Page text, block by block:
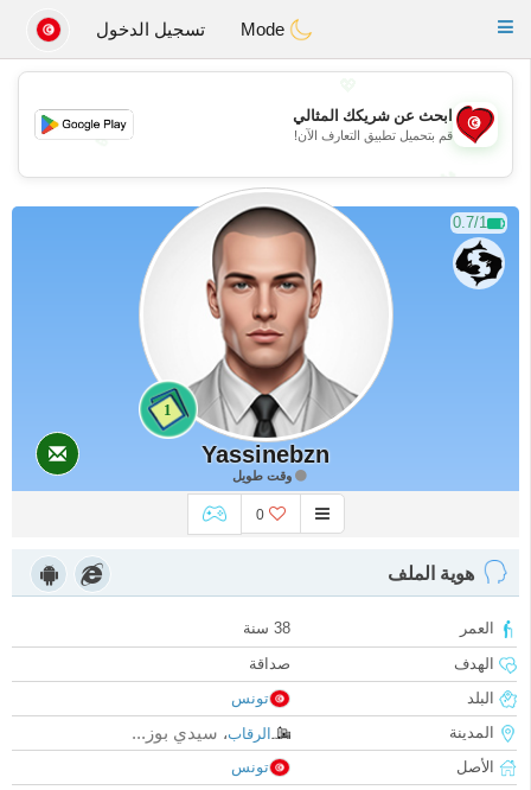
Tunisia Dating
Toggle
تسجيل الدخول
💖
💕
💕
ابحث عن شريكك المثالي
قم بتحميل تطبيق التعارف الآن!
0.7/1
1
Yassinebzn
وقت طويل
0
هوية الملف
العمر
38 سنة
الهدف
صداقة
البلد
تونس
المدينة
الرقاب، سيدي بوز...
الأصل
تونس